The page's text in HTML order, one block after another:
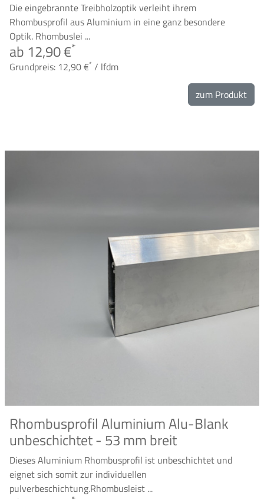
Die eingebrannte Treibholzoptik verleiht ihrem
Rhombusprofil aus Aluminium in eine ganz besondere
Optik. Rhombuslei ...
ab 12,90 €*
Grundpreis: 12,90 €* / lfdm
zum Produkt
Rhombusprofil Aluminium Alu-Blank
unbeschichtet - 53 mm breit
Dieses Aluminium Rhombusprofil ist unbeschichtet und
eignet sich somit zur individuellen
pulverbeschichtung.Rhombusleist ...